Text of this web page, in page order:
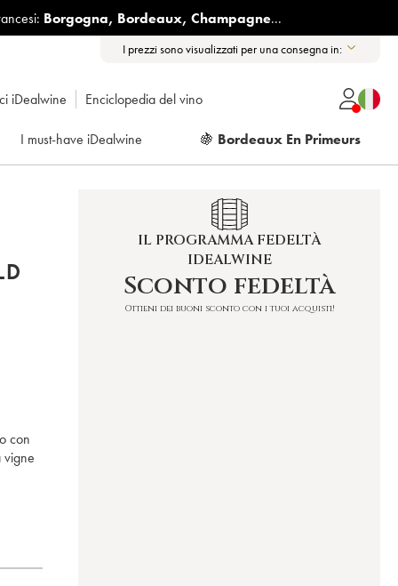
Borgogna, Bordeaux, Champagne...
I prezzi sono visualizzati per una consegna in:
iDealwine Enciclopedia del vino
I must-have iDealwine 🍇 Bordeaux En Primeurs
con
vigne
IL PROGRAMMA FEDELTÀ
IDEALWINE
Sconto fedeltà
Ottieni dei buoni sconto con i tuoi acquisti!